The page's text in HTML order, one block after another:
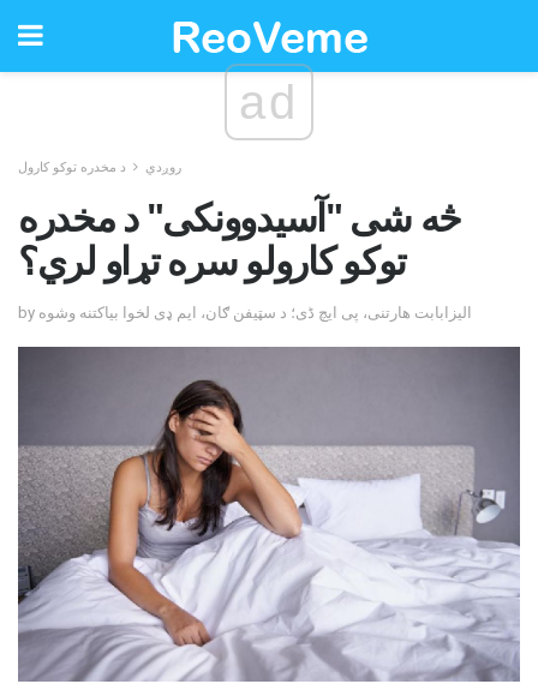
ad
روږدي د مخدره توکو کارول
څه شی "آسیدوونکی" د مخدره
توکو کارولو سره تړاو لري؟
by الیزابابت هارتنی، پی ایچ ڈی؛ د سټیفن ګان، ایم ډی لخوا بیاکتنه وشوه